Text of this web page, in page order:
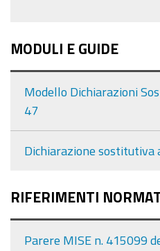
MODULI E GUIDE
Modello Dichiarazioni
47
Dichiarazione sostitutiva
RIFERIMENTI
Parere MISE n. 415099